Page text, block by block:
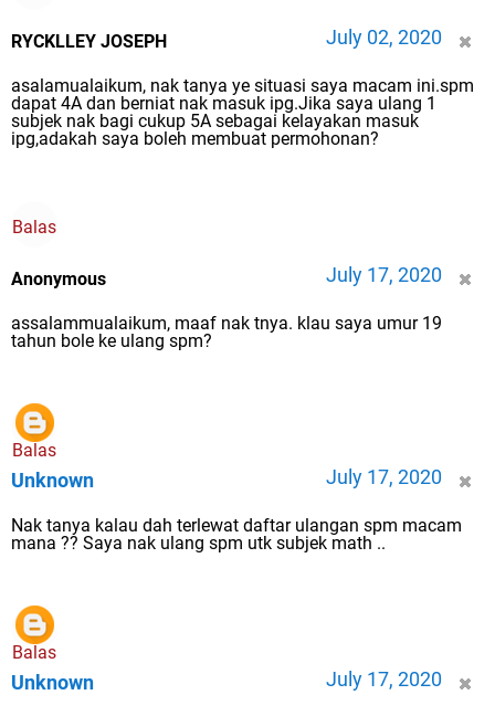
RYCKLLEY JOSEPH July 02, 2020
asalamualaikum, nak tanya ye situasi saya macam ini.spm
dapat 4A dan berniat nak masuk ipg.Jika saya ulang 1
subjek nak bagi cukup 5A sebagai kelayakan masuk
ipg,adakah saya boleh membuat permohonan?
Balas
Anonymous July 17, 2020
assalammualaikum, maaf nak tnya. klau saya umur 19
tahun bole ke ulang spm?
Balas
Unknown July 17, 2020
Nak tanya kalau dah terlewat daftar ulangan spm macam
mana ?? Saya nak ulang spm utk subjek math ..
Balas
Unknown July 17, 2020